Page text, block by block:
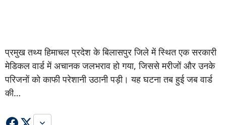
प्रमुख तथ्य हिमाचल प्रदेश के बिलासपुर जिले में स्थित एक सरकारी
मेडिकल वार्ड में अचानक जलभराव हो गया, जिससे मरीजों और उनके
परिजनों को काफी परेशानी उठानी पड़ी। यह घटना तब हुई जब वार्ड
की…